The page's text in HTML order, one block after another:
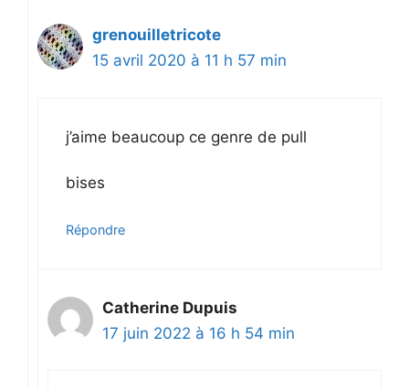
grenouilletricote
15 avril 2020 à 11 h 57 min
j’aime beaucoup ce genre de pull
bises
Répondre
Catherine Dupuis
17 juin 2022 à 16 h 54 min